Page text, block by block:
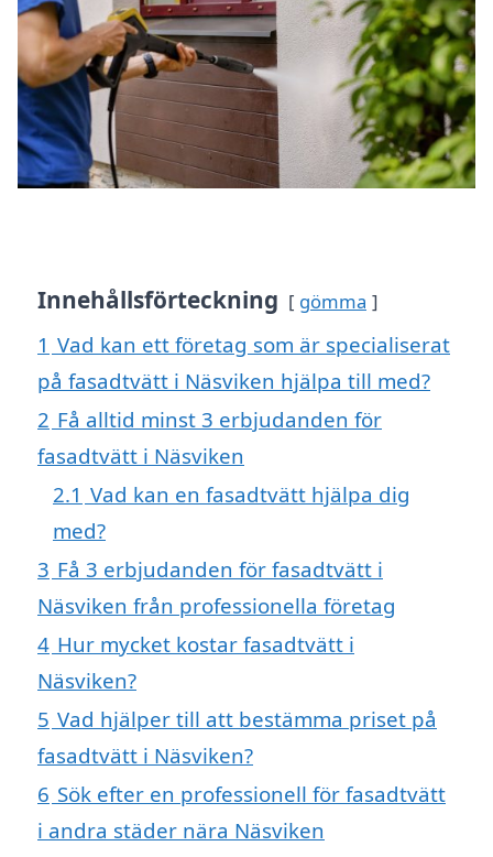
Innehållsförteckning gömma
1 Vad kan ett företag som är specialiserat
på fasadtvätt i Näsviken hjälpa till med?
2 Få alltid minst 3 erbjudanden för
fasadtvätt i Näsviken
2.1 Vad kan en fasadtvätt hjälpa dig
med?
3 Få 3 erbjudanden för fasadtvätt i
Näsviken från professionella företag
4 Hur mycket kostar fasadtvätt i
Näsviken?
5 Vad hjälper till att bestämma priset på
fasadtvätt i Näsviken?
6 Sök efter en professionell för fasadtvätt
i andra städer nära Näsviken